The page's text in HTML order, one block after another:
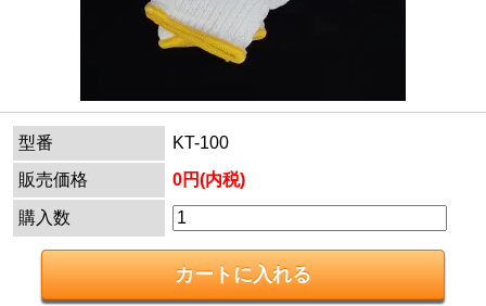
型番
KT-100
販売価格
0円(内税)
購入数